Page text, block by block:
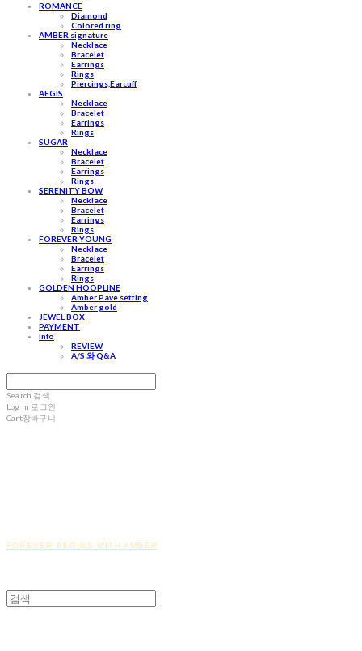
ROMANCE
Diamond
Colored ring
AMBER signature
Necklace
Bracelet
Earrings
Rings
Piercings,Earcuff
AEGIS
Necklace
Bracelet
Earrings
Rings
SUGAR
Necklace
Bracelet
Earrings
Rings
SERENITY BOW
Necklace
Bracelet
Earrings
Rings
FOREVER YOUNG
Necklace
Bracelet
Earrings
Rings
GOLDEN HOOPLINE
Amber Pave setting
Amber gold
JEWEL BOX
PAYMENT
Info
REVIEW
A/S 와 Q&A
Search 검색
Log In 로그인
Cart장바구니
FOREVER BEGINS WITH AMBER